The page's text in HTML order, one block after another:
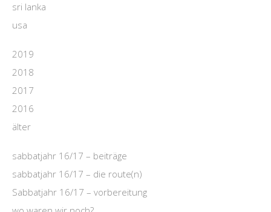
sri lanka
usa
2019
2018
2017
2016
älter
sabbatjahr 16/17 – beiträge
sabbatjahr 16/17 – die route(n)
Sabbatjahr 16/17 – vorbereitung